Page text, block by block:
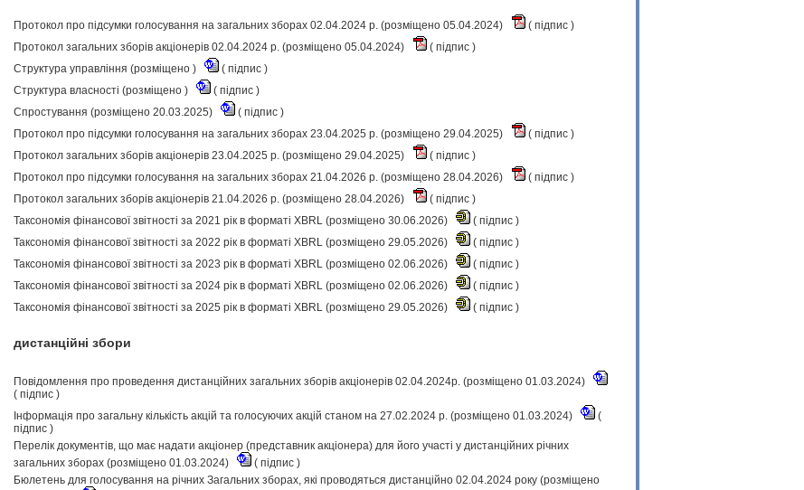
Протокол про підсумки голосування на загальних зборах 02.04.2024 р. (розміщено 05.04.2024) ( підпис )
Протокол загальних зборів акціонерів 02.04.2024 р. (розміщено 05.04.2024)
( підпис )
Структура управління (розміщено )
( підпис )
Структура власності (розміщено )
( підпис )
Спростування (розміщено 20.03.2025)
( підпис )
Протокол про підсумки голосування на загальних зборах 23.04.2025 р. (розміщено 29.04.2025)
( підпис )
Протокол загальних зборів акціонерів 23.04.2025 р. (розміщено 29.04.2025)
( підпис )
Протокол про підсумки голосування на загальних зборах 21.04.2026 р. (розміщено 28.04.2026)
( підпис )
Протокол загальних зборів акціонерів 21.04.2026 р. (розміщено 28.04.2026)
( підпис )
Таксономія фінансової звітності за 2021 рік в форматі XBRL (розміщено 30.06.2026)
( підпис )
Таксономія фінансової звітності за 2022 рік в форматі XBRL (розміщено 29.05.2026)
( підпис )
Таксономія фінансової звітності за 2023 рік в форматі XBRL (розміщено 02.06.2026)
( підпис )
Таксономія фінансової звітності за 2024 рік в форматі XBRL (розміщено 02.06.2026)
( підпис )
Таксономія фінансової звітності за 2025 рік в форматі XBRL (розміщено 29.05.2026)
( підпис )
дистанційні збори
Повідомлення про проведення дистанційних загальних зборів акціонерів 02.04.2024р. (розміщено 01.03.2024)
( підпис )
Інформація про загальну кількість акцій та голосуючих акцій станом на 27.02.2024 р. (розміщено 01.03.2024)
(
підпис )
Перелік документів, що має надати акціонер (представник акціонера) для його участі у дистанційних річних
загальних зборах (розміщено 01.03.2024)
( підпис )
Бюлетень для голосування на річних Загальних зборах, які проводяться дистанційно 02.04.2024 року (розміщено